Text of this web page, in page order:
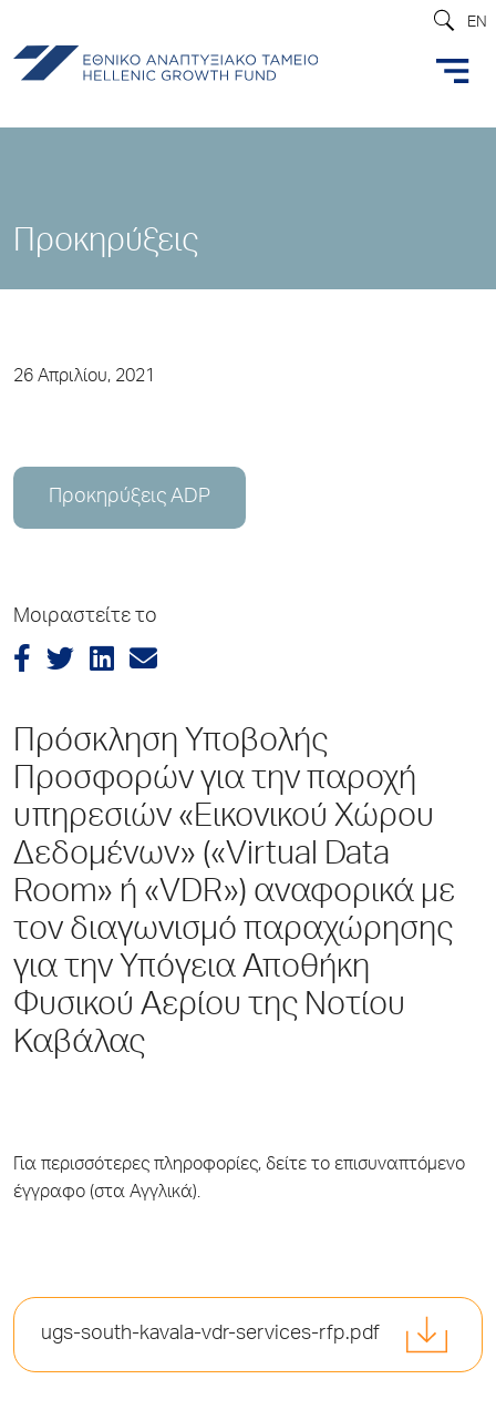
EN
Προκηρύξεις
26 Απριλίου, 2021
Προκηρύξεις ADP
Μοιραστείτε το
Πρόσκληση Υποβολής
Προσφορών για την παροχή
υπηρεσιών «Εικονικού Χώρου
Δεδομένων» («Virtual Data
Room» ή «VDR») αναφορικά με
τον διαγωνισμό παραχώρησης
για την Υπόγεια Αποθήκη
Φυσικού Αερίου της Νοτίου
Καβάλας
Για περισσότερες πληροφορίες, δείτε το επισυναπτόμενο
έγγραφο (στα Αγγλικά).
ugs-south-kavala-vdr-services-rfp.pdf